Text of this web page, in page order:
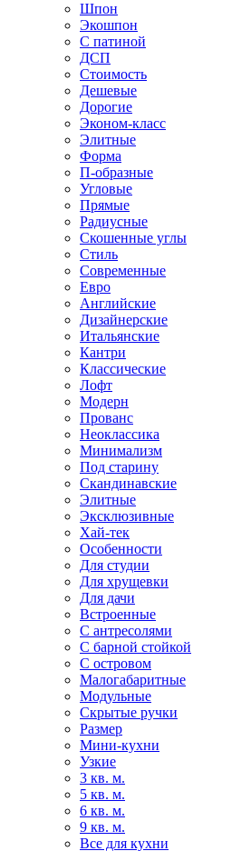
Шпон
Экошпон
С патиной
ДСП
Стоимость
Дешевые
Дорогие
Эконом-класс
Элитные
Форма
П-образные
Угловые
Прямые
Радиусные
Скошенные углы
Стиль
Современные
Евро
Английские
Дизайнерские
Итальянские
Кантри
Классические
Лофт
Модерн
Прованс
Неоклассика
Минимализм
Под старину
Скандинавские
Элитные
Эксклюзивные
Хай-тек
Особенности
Для студии
Для хрущевки
Для дачи
Встроенные
С антресолями
С барной стойкой
С островом
Малогабаритные
Модульные
Скрытые ручки
Размер
Мини-кухни
Узкие
3 кв. м.
5 кв. м.
6 кв. м.
9 кв. м.
Все для кухни